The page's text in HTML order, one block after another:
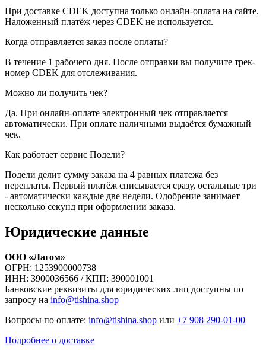
При доставке CDEK доступна только онлайн-оплата на сайте.
Наложенный платёж через CDEK не используется.
Когда отправляется заказ после оплаты?
В течение 1 рабочего дня. После отправки вы получите трек-
номер CDEK для отслеживания.
Можно ли получить чек?
Да. При онлайн-оплате электронный чек отправляется
автоматически. При оплате наличными выдаётся бумажный
чек.
Как работает сервис Подели?
Подели делит сумму заказа на 4 равных платежа без
переплаты. Первый платёж списывается сразу, остальные три
- автоматически каждые две недели. Одобрение занимает
несколько секунд при оформлении заказа.
Юридические данные
ООО «Лагом»
ОГРН: 1253900000738
ИНН: 3900036566 / КПП: 390001001
Банковские реквизиты для юридических лиц доступны по
запросу на info@tishina.shop
Вопросы по оплате: info@tishina.shop или +7 908 290-01-00
Подробнее о доставке